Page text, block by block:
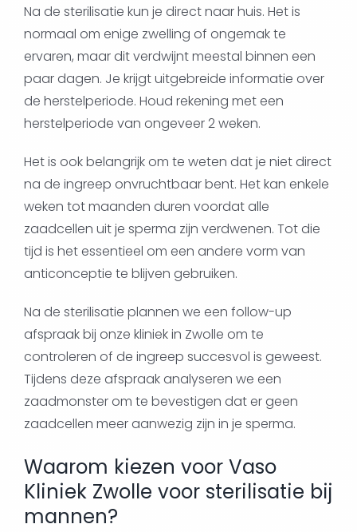
Na de sterilisatie kun je direct naar huis. Het is
normaal om enige zwelling of ongemak te
ervaren, maar dit verdwijnt meestal binnen een
paar dagen. Je krijgt uitgebreide informatie over
de herstelperiode. Houd rekening met een
herstelperiode van ongeveer 2 weken.
Het is ook belangrijk om te weten dat je niet direct
na de ingreep onvruchtbaar bent. Het kan enkele
weken tot maanden duren voordat alle
zaadcellen uit je sperma zijn verdwenen. Tot die
tijd is het essentieel om een andere vorm van
anticonceptie te blijven gebruiken.
Na de sterilisatie plannen we een follow-up
afspraak bij onze kliniek in Zwolle om te
controleren of de ingreep succesvol is geweest.
Tijdens deze afspraak analyseren we een
zaadmonster om te bevestigen dat er geen
zaadcellen meer aanwezig zijn in je sperma.
Waarom kiezen voor Vaso
Kliniek Zwolle voor sterilisatie bij
mannen?